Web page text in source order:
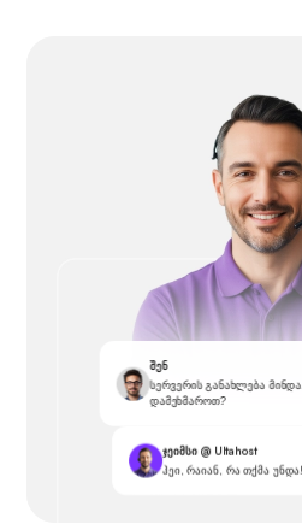
შენ
სერვერის განახლება
დამეხმაროთ?
ჯეიმსი @ Ultahost
ჰეი, რაიან, რა თქმა უნდა!